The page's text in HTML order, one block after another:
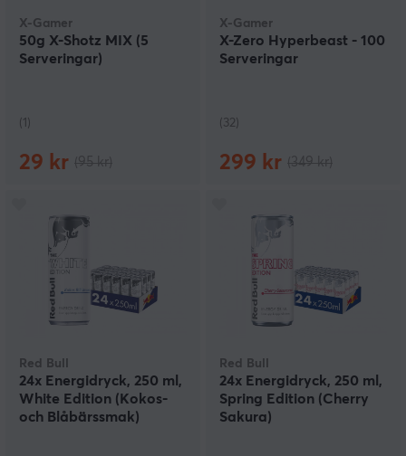
X-Gamer
50g X-Shotz MIX (5
Serveringar)
(1)
29 kr
X-Gamer
X-Zero Hyperbeast - 100
Serveringar
(32)
299 kr
Red Bull
24x Energidryck, 250 ml,
White Edition (Kokos-
och Blåbärssmak)
Red Bull
24x Energidryck, 250 ml,
Spring Edition (Cherry
Sakura)